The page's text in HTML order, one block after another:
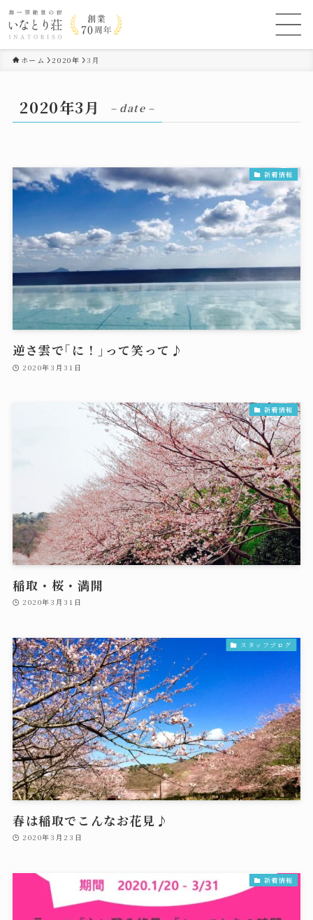
ホーム 2020年 3月
2020年3月 – date –
新着情報
逆さ雲で｢に！｣って笑って♪
2020年3月31日
新着情報
稲取・桜・満開
2020年3月31日
スタッフブログ
春は稲取でこんなお花見♪
2020年3月23日
新着情報